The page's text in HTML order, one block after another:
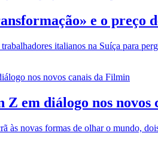
e o preço
italianos na Suíça para perg
Z em diálogo nos novos
às novas formas de olhar o mundo,